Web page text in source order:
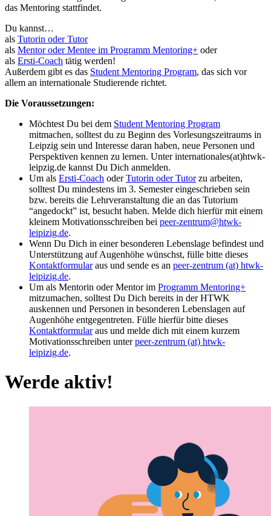
das Mentoring stattfindet.
Du kannst…
als Tutorin oder Tutor
als Mentor oder Mentee im Programm Mentoring+ oder
als Ersti-Coach tätig werden!
Außerdem gibt es das Student Mentoring Program, das sich vor
allem an internationale Studierende richtet.
Die Voraussetzungen:
Möchtest Du bei dem Student Mentoring Program
mitmachen, solltest du zu Beginn des Vorlesungszeitraums in
Leipzig sein und Interesse daran haben, neue Personen und
Perspektiven kennen zu lernen. Unter internationales(at)htwk-
leipzig.de kannst Du Dich anmelden.
Um als Ersti-Coach oderTutorin oder Tutorzu arbeiten,
solltest Du mindestens im 3. Semester eingeschrieben sein
bzw. bereits die Lehrveranstaltung die an das Tutorium
angedockt
ist, besucht haben. Melde dich hierfür mit einem
kleinem Motivationsschreiben bei peer-zentrum@htwk-
leipizig.de.
Wenn Du Dich in einer besonderen Lebenslage befindest und
Unterstützung auf Augenhöhe wünschst, fülle bitte dieses
Kontaktformularaus und sende es an peer-zentrum (at) htwk-
leipizig.de.
Um als Mentorin oder Mentor im Programm Mentoring+
mitzumachen, solltest Du Dich bereits in der HTWK
auskennen und Personen in besonderen Lebenslagen auf
Augenhöhe entgegentreten. Fülle hierfür bitte dieses
Kontaktformularaus und melde dich mit einem kurzem
Motivationsschreiben unterpeer-zentrum (at) htwk-
leipizig.de.
Werde aktiv!